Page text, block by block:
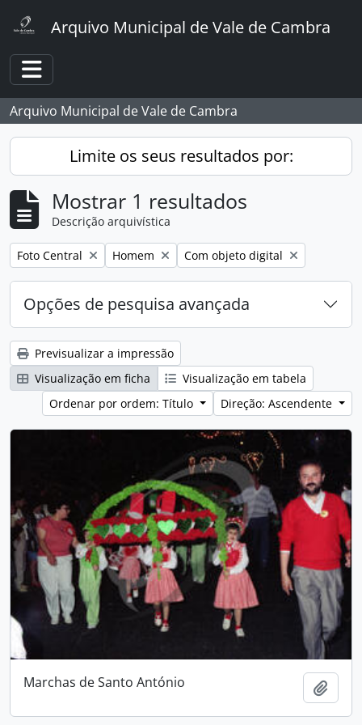
Arquivo Municipal de Vale de Cambra
Toggle navigation
Arquivo Municipal de Vale de Cambra
Limite os seus resultados por:
Mostrar 1 resultados
Descrição arquivística
Remover filtro:
Foto Central Remover filtro:
Homem Remover filtro:
Com objeto digital
Opções de pesquisa avançada
Previsualizar a impressão
Visualização em ficha
Visualização em tabela
Ordenar por ordem: Título
Direção: Ascendente
Marchas de Santo António